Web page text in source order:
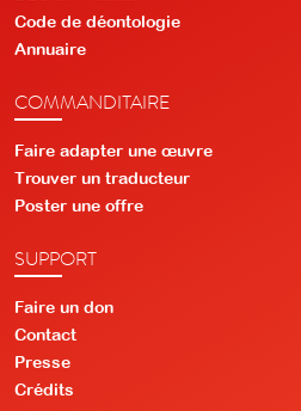
Code de déontologie
Annuaire
COMMANDITAIRE
Faire adapter une œuvre
Trouver un traducteur
Poster une offre
SUPPORT
Faire un don
Contact
Presse
Crédits